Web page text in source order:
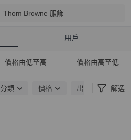
Thom Browne 服飾
用戶
價格由低至高 價格由高至低
分類 價格 出貨地點 篩選